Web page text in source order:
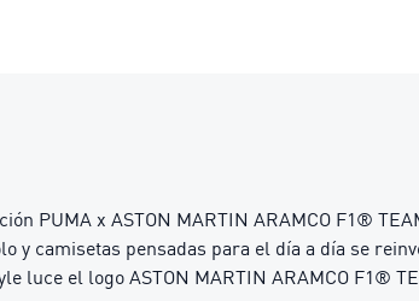
PUMA x ASTON MARTIN ARAMCO F1®
y camisetas pensadas para el día a día se
luce el logo ASTON MARTIN ARAMCO F1®